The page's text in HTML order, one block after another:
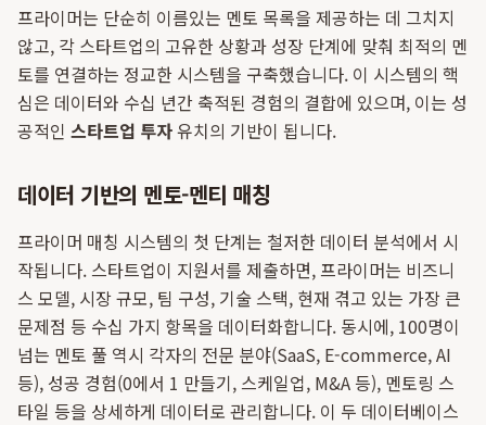
프라이머는 단순히 이름있는 멘토 목록을 제공하는 데 그치지
않고, 각 스타트업의 고유한 상황과 성장 단계에 맞춰 최적의 멘
토를 연결하는 정교한 시스템을 구축했습니다. 이 시스템의 핵
심은 데이터와 수십 년간 축적된 경험의 결합에 있으며, 이는 성
공적인 스타트업 투자유치의 기반이 됩니다.
데이터 기반의 멘토-멘티 매칭
프라이머 매칭 시스템의 첫 단계는 철저한 데이터 분석에서 시
작됩니다. 스타트업이 지원서를 제출하면, 프라이머는 비즈니
스 모델, 시장 규모, 팀 구성, 기술 스택, 현재 겪고 있는 가장 큰
문제점 등 수십 가지 항목을 데이터화합니다. 동시에, 100명이
넘는 멘토 풀 역시 각자의 전문 분야(SaaS, E-commerce, AI
등), 성공 경험(0에서 1 만들기, 스케일업, M&A 등), 멘토링 스
타일 등을 상세하게 데이터로 관리합니다. 이 두 데이터베이스